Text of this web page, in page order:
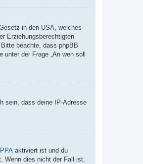
in den USA, welches
Erziehungsberechtigten
beachte, dass phpBB
der Frage „An wen soll
sein, dass deine IP-Adresse
aktiviert ist und du
Wenn dies nicht der Fall ist,